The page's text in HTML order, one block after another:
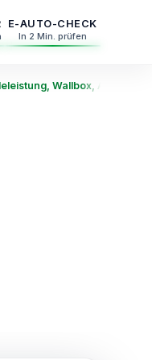
E-AUTO-CHECK
In 2 Min. prüfen
Wallbox, Akku und